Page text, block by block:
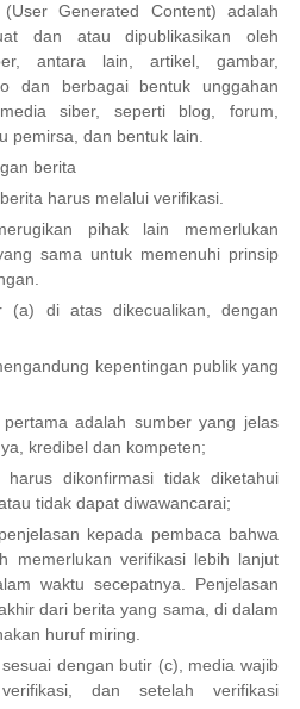
Generated Content) adalah
dan atau dipublikasikan oleh
antara lain, artikel, gambar,
dan berbagai bentuk unggahan
siber, seperti blog, forum,
pemirsa, dan bentuk lain.
berita
harus melalui verifikasi.
pihak lain memerlukan
sama untuk memenuhi prinsip
(a) di atas dikecualikan, dengan
kepentingan publik yang
adalah sumber yang jelas
kredibel dan kompeten;
dikonfirmasi tidak diketahui
tidak dapat diwawancarai;
kepada pembaca bahwa
memerlukan verifikasi lebih lanjut
waktu secepatnya. Penjelasan
dari berita yang sama, di dalam
huruf miring.
dengan butir (c), media wajib
dan setelah verifikasi